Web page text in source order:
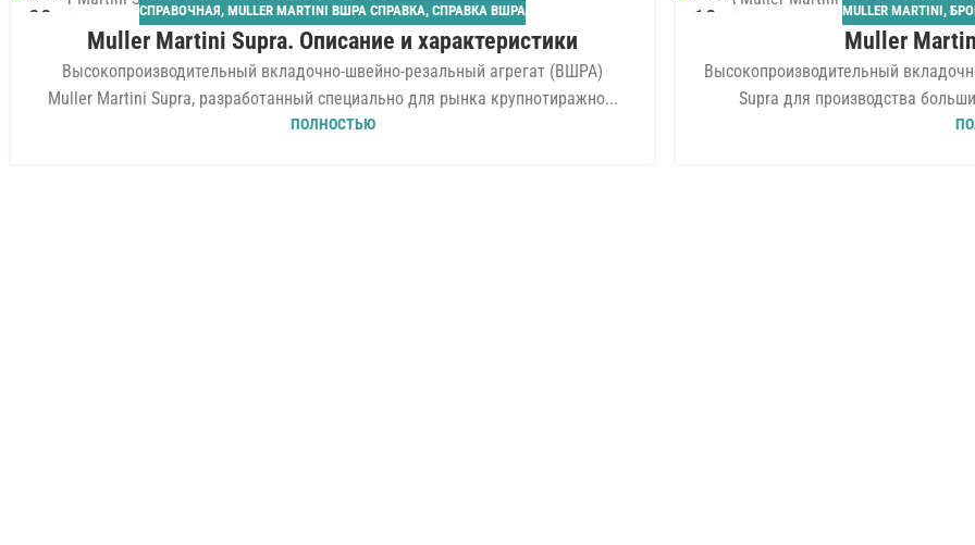
22 СПРАВОЧНАЯ, MULLER MARTINI ВШРА СПРАВКА, СПРАВКА ВШРА
Muller Martini Supra. Описание и характеристики
Высокопроизводительный вкладочно-швейно-резальный агрегат (ВШРА)
Muller Martini Supra, разработанный специально для рынка крупнотиражно...
ПОЛНОСТЬЮ
13 MULLER MARTINI,
Muller
Высокопроизводительный
Supra для производства